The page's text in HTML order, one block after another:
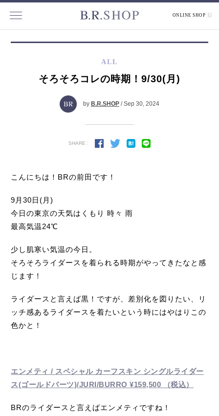
ONLINE SHOP
ALL
そろそろコレの時期！9/30(月)
by B.R.SHOP / Sep 30, 2024
SHARE :
こんにちは！BRの前田です！
9月30日(月)
今日の東京の天気はくもり 時々 雨
最高気温24℃
少し肌寒い気温の今日。
そろそろライダースを着られる時期がやってきたなと感
じます！
ライダースと言えば黒！ですが、差別化を図りたい、リ
ッチ感あるライダースを着たいという時にはやはりこの
色かと！
エンメティ / スペシャル カーフスキン シングルライダー
ス(ゴールドパーツ)/JURI/BURRO ¥159,500 （税込）
BRのライダースと言えばエンメティですね！